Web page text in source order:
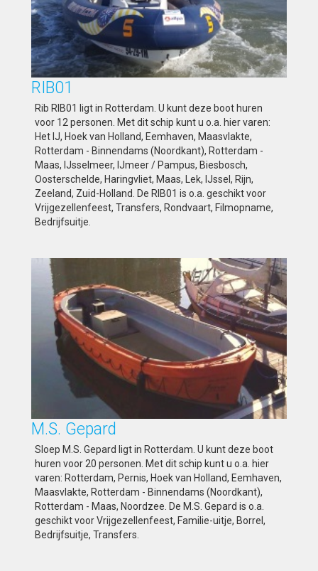
RIB01
Rib RIB01 ligt in Rotterdam. U kunt deze boot huren
voor 12 personen. Met dit schip kunt u o.a. hier varen:
Het IJ, Hoek van Holland, Eemhaven, Maasvlakte,
Rotterdam - Binnendams (Noordkant), Rotterdam -
Maas, IJsselmeer, IJmeer / Pampus, Biesbosch,
Oosterschelde, Haringvliet, Maas, Lek, IJssel, Rijn,
Zeeland, Zuid-Holland. De RIB01 is o.a. geschikt voor
Vrijgezellenfeest, Transfers, Rondvaart, Filmopname,
Bedrijfsuitje.
M.S. Gepard
Sloep M.S. Gepard ligt in Rotterdam. U kunt deze boot
huren voor 20 personen. Met dit schip kunt u o.a. hier
varen: Rotterdam, Pernis, Hoek van Holland, Eemhaven,
Maasvlakte, Rotterdam - Binnendams (Noordkant),
Rotterdam - Maas, Noordzee. De M.S. Gepard is o.a.
geschikt voor Vrijgezellenfeest, Familie-uitje, Borrel,
Bedrijfsuitje, Transfers.